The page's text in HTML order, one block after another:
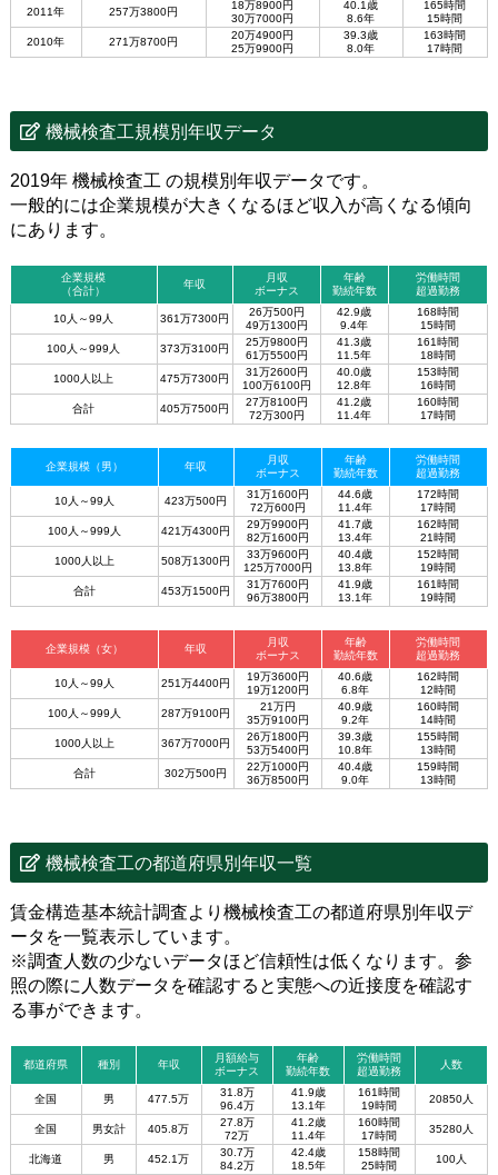
2011年
257万3800円
18万8900円
30万7000円
40.1歳
8.6年
165時間
15時間
2010年
271万8700円
20万4900円
25万9900円
39.3歳
8.0年
163時間
17時間
機械検査工規模別年収データ
2019年 機械検査工 の規模別年収データです。
一般的には企業規模が大きくなるほど収入が高くなる傾向
にあります。
企業規模
（合計）
年収
月収
ボーナス
年齢
勤続年数
労働時間
超過勤務
10人～99人 361万7300円
26万500円
49万1300円
42.9歳
9.4年
168時間
15時間
100人～999人
373万3100円
25万9800円
61万5500円
41.3歳
11.5年
161時間
18時間
1000人以上
475万7300円
31万2600円
100万6100円
40.0歳
12.8年
153時間
16時間
合計
405万7500円
27万8100円
72万300円
41.2歳
11.4年
160時間
17時間
企業規模（男） 年収
月収
ボーナス
年齢
勤続年数
労働時間
超過勤務
10人～99人 423万500円
31万1600円
72万600円
44.6歳
11.4年
172時間
17時間
100人～999人
421万4300円
29万9900円
82万1600円
41.7歳
13.4年
162時間
21時間
1000人以上
508万1300円
33万9600円
125万7000円
40.4歳
13.8年
152時間
19時間
合計
453万1500円
31万7600円
96万3800円
41.9歳
13.1年
161時間
19時間
企業規模（女） 年収
月収
ボーナス
年齢
勤続年数
労働時間
超過勤務
10人～99人 251万4400円
19万3600円
19万1200円
40.6歳
6.8年
162時間
12時間
100人～999人
287万9100円
21万円
35万9100円
40.9歳
9.2年
160時間
14時間
1000人以上
367万7000円
26万1800円
53万5400円
39.3歳
10.8年
155時間
13時間
合計
302万500円
22万1000円
36万8500円
40.4歳
9.0年
159時間
13時間
機械検査工の都道府県別年収一覧
賃金構造基本統計調査より機械検査工の都道府県別年収デ
ータを一覧表示しています。
※調査人数の少ないデータほど信頼性は低くなります。参
照の際に人数データを確認すると実態への近接度を確認す
る事ができます。
都道府県 種別 年収
月額給与
ボーナス
年齢
勤続年数
労働時間
超過勤務
人数
全国 男 477.5万
31.8万
96.4万
41.9歳
13.1年
161時間
19時間
20850人
全国 男女計 405.8万
27.8万
72万
41.2歳
11.4年
160時間
17時間
35280人
北海道 男 452.1万
30.7万
84.2万
42.4歳
18.5年
158時間
25時間
100人